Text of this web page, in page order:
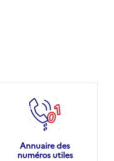
Annuaire des
numéros utiles